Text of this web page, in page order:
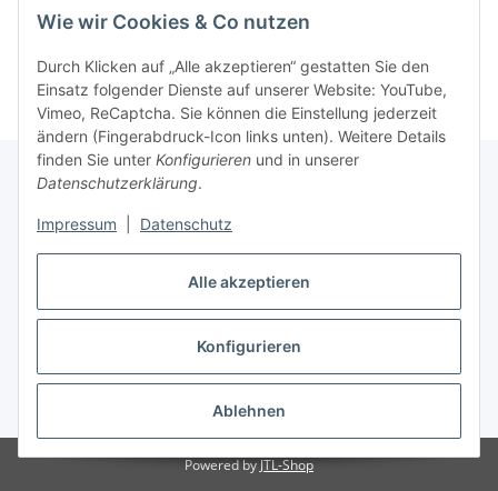
Alle akzeptieren
Konfigurieren
Ablehnen
Wie wir Cookies & Co nutzen
Durch Klicken auf „Alle akzeptieren“ gestatten Sie den
Einsatz folgender Dienste auf unserer Website: YouTube,
Vimeo, ReCaptcha. Sie können die Einstellung jederzeit
ändern (Fingerabdruck-Icon links unten). Weitere Details
finden Sie unter Konfigurieren und in unserer
Datenschutzerklärung.
Impressum Datenschutz
Informationen
Gesetzliche Informationen
Vertrag widerrufen
* Alle Preise inkl. gesetzlicher USt., zzgl.Versand
Powered byJTL-Shop